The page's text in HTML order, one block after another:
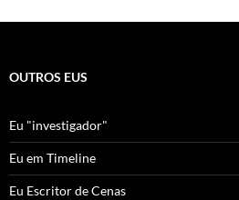
OUTROS EUS
Eu "investigador"
Eu em Timeline
Eu Escritor de Cenas